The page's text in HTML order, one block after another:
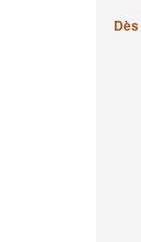
Dès